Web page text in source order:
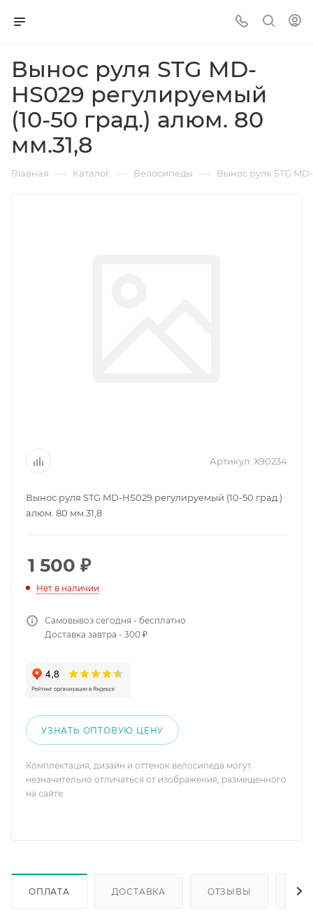
Вынос руля STG MD-
HS029 регулируемый
(10-50 град.) алюм. 80
мм.31,8
Главная — Каталог — Велосипеды — Вынос руля STG
Артикул: Х90234
Вынос руля STG MD-HS029 регулируемый (10-50 град.)
алюм. 80 мм.31,8
1 500 ₽
Нет в наличии
Самовывоз сегодня - бесплатно
Доставка завтра - 300 ₽
УЗНАТЬ ОПТОВУЮ ЦЕНУ
Комплектация, дизайн и оттенок велосипеда могут
незначительно отличаться от изображения, размещенного
на сайте
ОПЛАТА ДОСТАВКА ОТЗЫВЫ